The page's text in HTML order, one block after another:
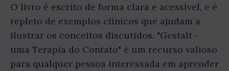
O livro é escrito de forma clara e acessível, e é
repleto de exemplos clínicos que ajudam a
ilustrar os conceitos discutidos. "Gestalt -
uma Terapia do Contato" é um recurso valioso
para qualquer pessoa interessada em aprender